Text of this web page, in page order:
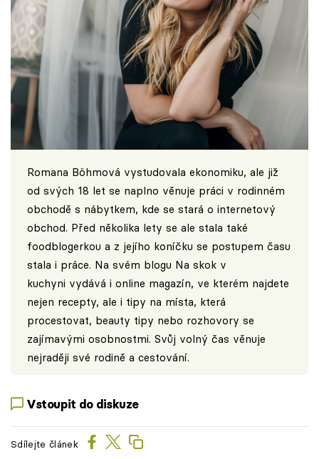
Romana Böhmová vystudovala ekonomiku, ale již
od svých 18 let se naplno věnuje práci v rodinném
obchodě s nábytkem, kde se stará o internetový
obchod. Před několika lety se ale stala také
foodblogerkou a z jejího koníčku se postupem času
stala i práce. Na svém blogu Na skok v
kuchyni vydává i online magazín, ve kterém najdete
nejen recepty, ale i tipy na místa, která
procestovat, beauty tipy nebo rozhovory se
zajímavými osobnostmi. Svůj volný čas věnuje
nejraději své rodině a cestování.
Vstoupit do diskuze
Sdílejte článek